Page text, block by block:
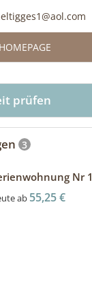
prüfen
3
Nr 1
ab 55,25 €